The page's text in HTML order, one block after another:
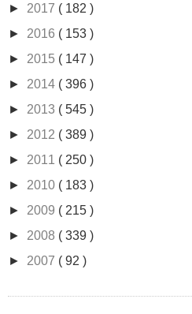
► 2017 ( 182 )
► 2016 ( 153 )
► 2015 ( 147 )
► 2014 ( 396 )
► 2013 ( 545 )
► 2012 ( 389 )
► 2011 ( 250 )
► 2010 ( 183 )
► 2009 ( 215 )
► 2008 ( 339 )
► 2007 ( 92 )